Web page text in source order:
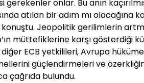
onlar. Bu anın
atılan bir adım mı olacağına
Jeopolitik gerilimlerin
müttefiklerine karşı gösterdiği
diğer ECB yetkilileri, Avrupa
güçlendirmeleri ve
çağrıda bulundu.